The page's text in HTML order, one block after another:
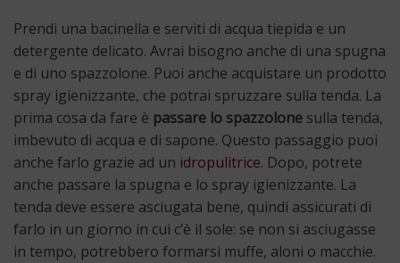
Prendi una bacinella e serviti di acqua tiepida e un
detergente delicato. Avrai bisogno anche di una spugna
e di uno spazzolone. Puoi anche acquistare un prodotto
spray igienizzante, che potrai spruzzare sulla tenda. La
prima cosa da fare è passare lo spazzolone sulla tenda,
imbevuto di acqua e di sapone. Questo passaggio puoi
anche farlo grazie ad un idropulitrice. Dopo, potrete
anche passare la spugna e lo spray igienizzante. La
tenda deve essere asciugata bene, quindi assicurati di
farlo in un giorno in cui c’è il sole: se non si asciugasse
in tempo, potrebbero formarsi muffe, aloni o macchie.